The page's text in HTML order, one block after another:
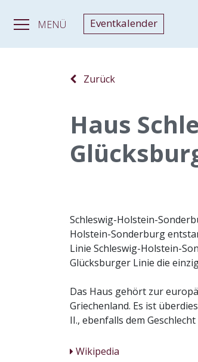
MENÜ Eventkalender
Zurück
Haus
Schleswig-Holstein-
Holstein-Sonderburg
Linie Schleswig-Holstein-
Glücksburger Linie die
Das Haus gehört zur
Griechenland. Es ist
II., ebenfalls dem
Wikipedia